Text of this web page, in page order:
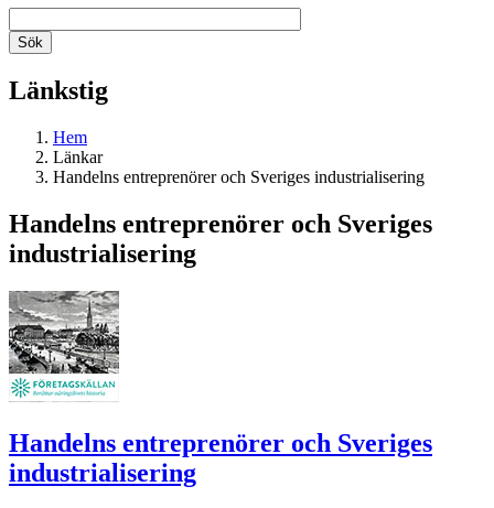
Länkstig
Hem
Länkar
Handelns entreprenörer och Sveriges industrialisering
Handelns entreprenörer och Sveriges
industrialisering
Handelns entreprenörer och Sveriges
industrialisering